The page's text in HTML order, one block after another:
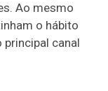
Ao mesmo
o hábito
canal